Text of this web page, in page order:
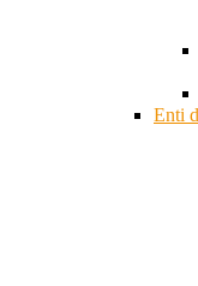
Enti